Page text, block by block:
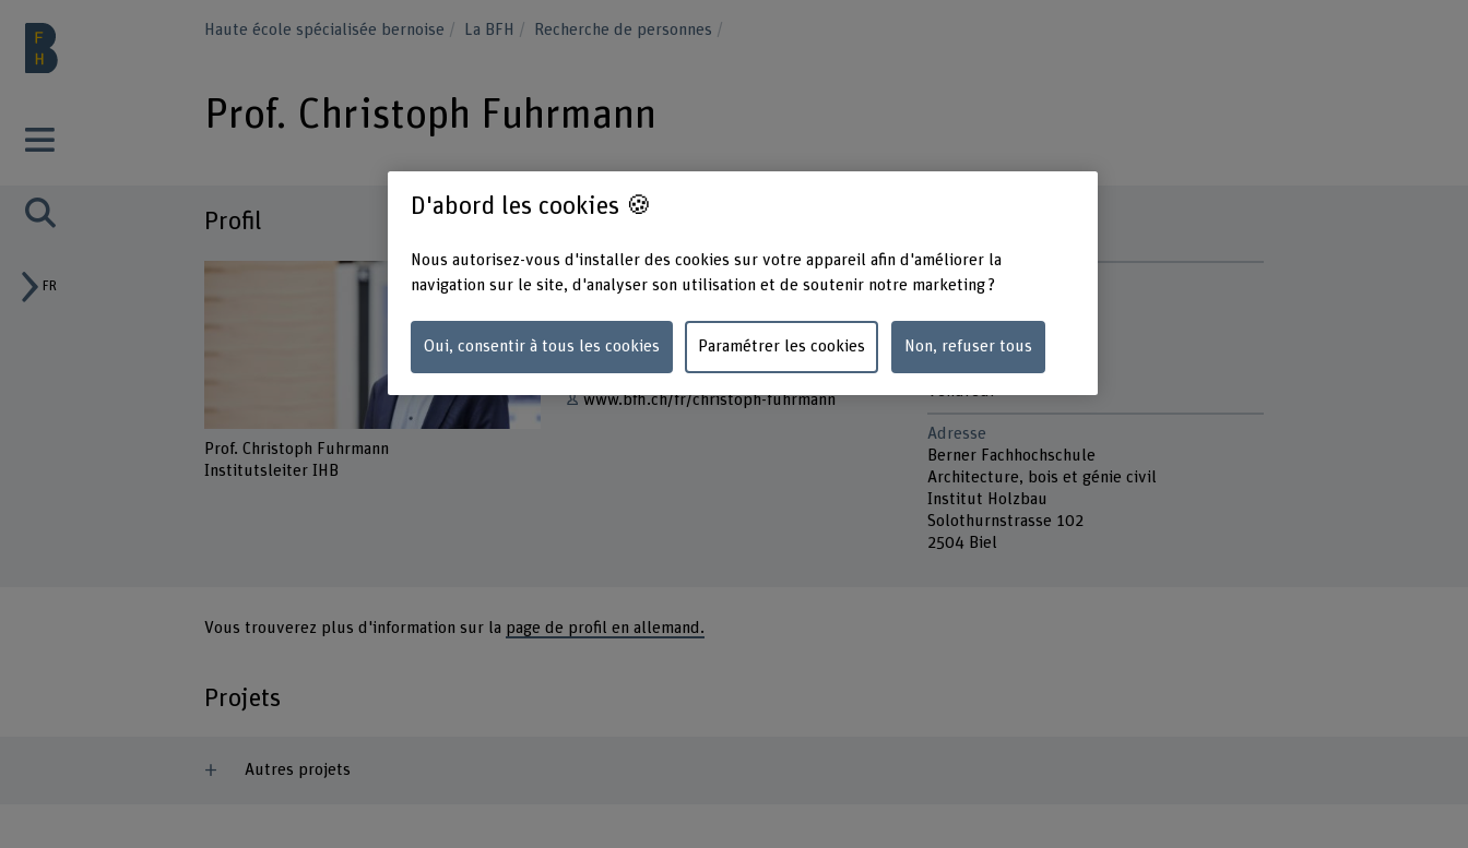
FR
Haute école spécialisée bernoise La BFH Recherche de personnes
Prof. Christoph Fuhrmann
Profil
Prof. Christoph Fuhrmann
Institutsleiter IHB
Contact
+41 31 848 63 31
Afficher l'e-mail
www.bfh.ch/fr/christoph-fuhrmann
Présence
Mardi
Mercredi
Adresse
Berner Fachhochschule
Architecture, bois et génie civil
Institut Holzbau
Solothurnstrasse 102
2504 Biel
Vous trouverez plus d'information sur la page de profil en allemand.
Projets
Autres projets
D'abord les cookies 🍪
Nous autorisez-vous d'installer des cookies sur votre appareil afin d'améliorer la
navigation sur le site, d'analyser son utilisation et de soutenir notre marketing ?
Oui, consentir à tous les cookies Paramétrer les cookies Non, refuser tous